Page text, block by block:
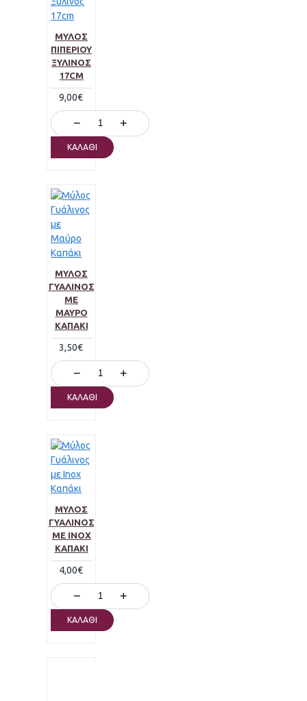
ΜΎΛΟΣ
ΠΙΠΕΡΙΟΎ
ΞΎΛΙΝΟΣ
17CM
9,00€
− +
ΚΑΛΆΘΙ
ΜΎΛΟΣ
ΓΥΆΛΙΝΟΣ
ΜΕ
ΜΑΎΡΟ
ΚΑΠΆΚΙ
3,50€
− +
ΚΑΛΆΘΙ
ΜΎΛΟΣ
ΓΥΆΛΙΝΟΣ
ΜΕ INOX
ΚΑΠΆΚΙ
4,00€
− +
ΚΑΛΆΘΙ